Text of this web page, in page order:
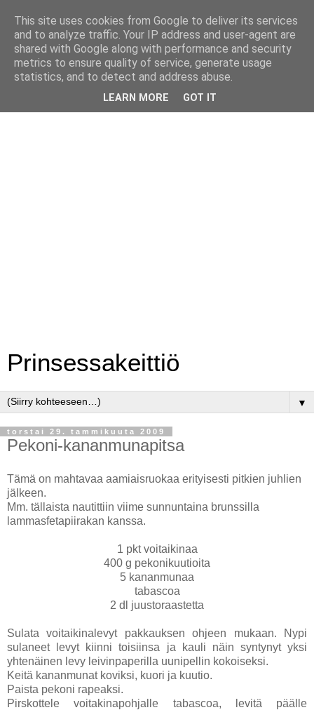
Prinsessakeittiö
▼
torstai 29. tammikuuta 2009
Pekoni-kananmunapitsa
Tämä on mahtavaa aamiaisruokaa erityisesti pitkien juhlien
jälkeen.
Mm. tällaista nautittiin viime sunnuntaina brunssilla
lammasfetapiirakan kanssa.
1 pkt voitaikinaa
400 g pekonikuutioita
5 kananmunaa
tabascoa
2 dl juustoraastetta
Sulata voitaikinalevyt pakkauksen ohjeen mukaan. Nypi
sulaneet levyt kiinni toisiinsa ja kauli näin syntynyt yksi
yhtenäinen levy leivinpaperilla uunipellin kokoiseksi.
Keitä kananmunat koviksi, kuori ja kuutio.
Paista pekoni rapeaksi.
Pirskottele voitakinapohjalle tabascoa, levitä päälle
This site uses cookies from Google to deliver its services
and to analyze traffic. Your IP address and user-agent are
shared with Google along with performance and security
metrics to ensure quality of service, generate usage
statistics, and to detect and address abuse.
LEARN MORE GOT IT